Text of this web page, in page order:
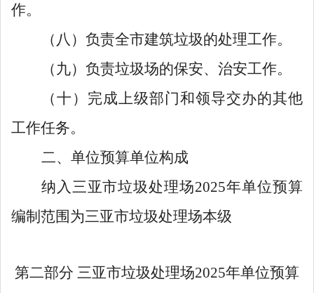
作。
（八）负责全市建筑垃圾的处理工作。
（九）负责垃圾场的保安、治安工作。
（十）完成上级部门和领导交办的其他
工作任务。
二、单位预算单位构成
纳入三亚市垃圾处理场2025年单位预算
编制范围为三亚市垃圾处理场本级
第二部分 三亚市垃圾处理场2025年单位预算